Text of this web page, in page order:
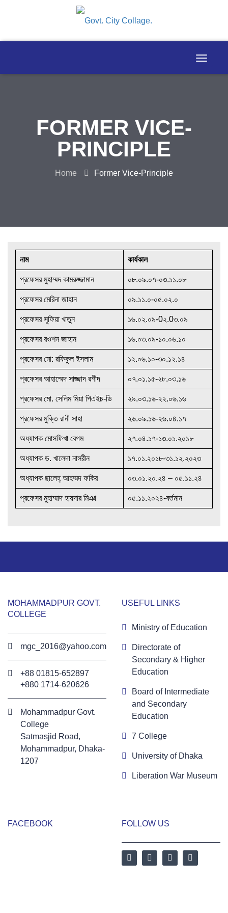
FORMER VICE-
PRINCIPLE
Home Former Vice-Principle
নাম কার্যকাল
প্রফেসর মুহাম্মদ কামরুজ্জামান ০৮.০৯.০৭-০৩.১১.০৮
প্রফেসর মেরিনা জাহান ০৯.১১.০-০৫.০২.০
প্রফেসর সুফিয়া খাতুন ১৬.০২.০৯-0২.0৩.০৯
প্রফেসর রওশন জাহান ১৬.০৩.০৯-১০.০৬.১০
প্রফেসর মো: রফিকুল ইসলাম ১২.০৬.১০-৩০.১২.১৪
প্রফেসর আহাম্মেদ সাজ্জাদ রশীদ ০৭.০১.১৫-২৮.০৩.১৬
প্রফেসর মো. সেলিম মিয়া পিএইচ-ডি ২৯.০৩.১৬-২২.০৬.১৬
প্রফেসর মুক্তি রানী সাহা ২৬.০৯.১৬-২৬.০৪.১৭
অধ্যাপক মোসফিখা বেগম ২৭.০৪.১৭-১৩.০১.২০১৮
অধ্যাপক ড. খালেদা নাসরীন ১৭.০১.২০১৮-৩১.১২.২০২৩
অধ্যাপক ছালেহ্ আহম্মদ ফকির ০৩.০১.২০.২৪ – ০৫.১১.২৪
প্রফেসর মুহাম্মাদ হায়দার মিঞা ০৫.১১.২০২৪-বর্তমান
MOHAMMADPUR GOVT.
COLLEGE
mgc_2016@yahoo.com
+88 01815-652897 ‬
+880 1714-620626
Mohammadpur Govt.
College
‍Satmasjid Road,
Mohammadpur, Dhaka-
1207
USEFUL LINKS
Ministry of Education
Directorate of
Secondary & Higher
Education
Board of Intermediate
and Secondary
Education
7 College
University of Dhaka
Liberation War Museum
FACEBOOK FOLLOW US